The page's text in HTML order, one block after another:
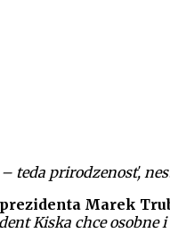
teda prirodzenosť,
Marek
Kiska chce